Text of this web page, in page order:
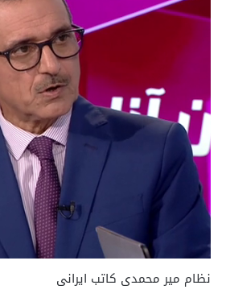
نظام میر محمدی کاتب ایرانی